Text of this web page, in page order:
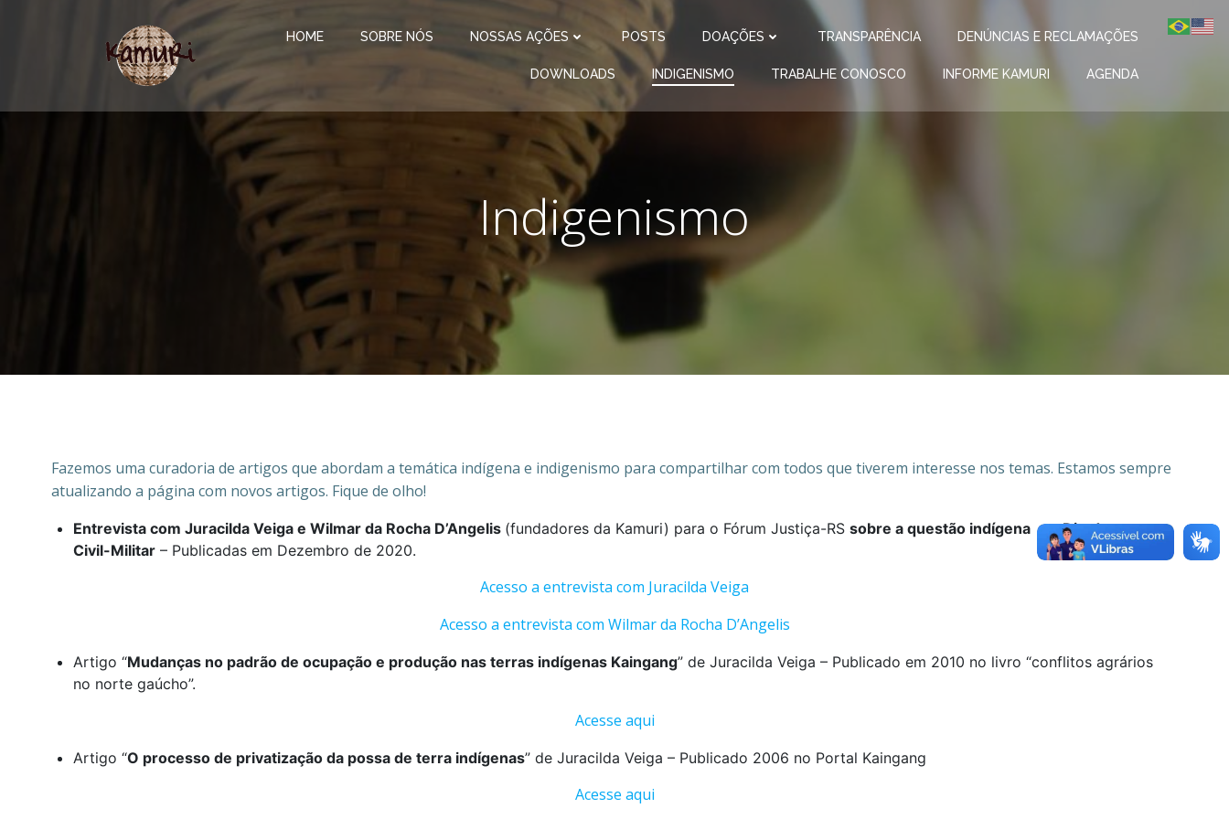
HOME SOBRE NÓS NOSSAS AÇÕES POSTS DOAÇÕES TRANSPARÊNCIA DENÚNCIAS E RECLAMAÇÕES
DOWNLOADS INDIGENISMO TRABALHE CONOSCO INFORME KAMURI AGENDA
Indigenismo
Fazemos uma curadoria de artigos que abordam a temática indígena e indigenismo para compartilhar com todos que tiverem interesse nos temas. Estamos sempre
atualizando a página com novos artigos. Fique de olho!
Entrevista com Juracilda Veiga e Wilmar da Rocha D’Angelis (fundadores da Kamuri) para o Fórum Justiça-RS sobre a questão indígena e a Ditadura
Civil-Militar – Publicadas em Dezembro de 2020.
Acesso a entrevista com Juracilda Veiga
Acesso a entrevista com Wilmar da Rocha D’Angelis
Artigo “Mudanças no padrão de ocupação e produção nas terras indígenas Kaingang” de Juracilda Veiga – Publicado em 2010 no livro “conflitos agrários
no norte gaúcho”.
Acesse aqui
Artigo “O processo de privatização da possa de terra indígenas” de Juracilda Veiga – Publicado 2006 no Portal Kaingang
Acesse aqui